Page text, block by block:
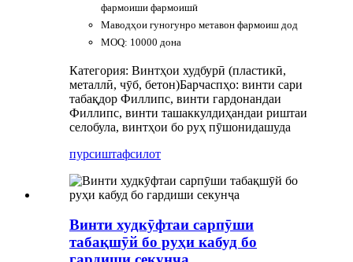
фармоиши фармоишӣ
Маводҳои гуногунро метавон фармоиш дод
MOQ: 10000 дона
Категория: Винтҳои худбурӣ (пластикӣ,
металлӣ, чӯб, бетон)Барчаспҳо: винти сари
табақдор Филлипс, винти гардонандаи
Филлипс, винти ташаккулдиҳандаи риштаи
селобула, винтҳои бо руҳ пӯшонидашуда
пурсиштафсилот
Винти худкӯфтаи сарпӯши
табақшӯй бо руҳи кабуд бо